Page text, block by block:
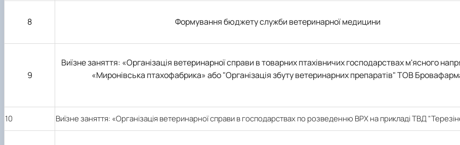
8 Формування бюджету служби ветеринарної медицини
9
Виїзне заняття: «Організація ветеринарної справи в товарних птахівничих господарствах м'ясного
«Миронівська птахофабрика» або "Організація збуту ветеринарних препаратів" ТОВ
10 Виїзне заняття: «Організація ветеринарної справи в господарствах по розведенню ВРХ на прикладі ТВД